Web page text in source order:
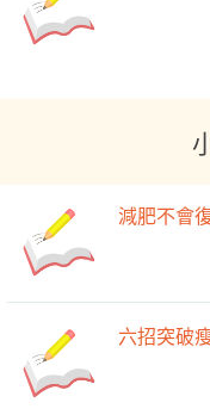
減肥不會
六招突破